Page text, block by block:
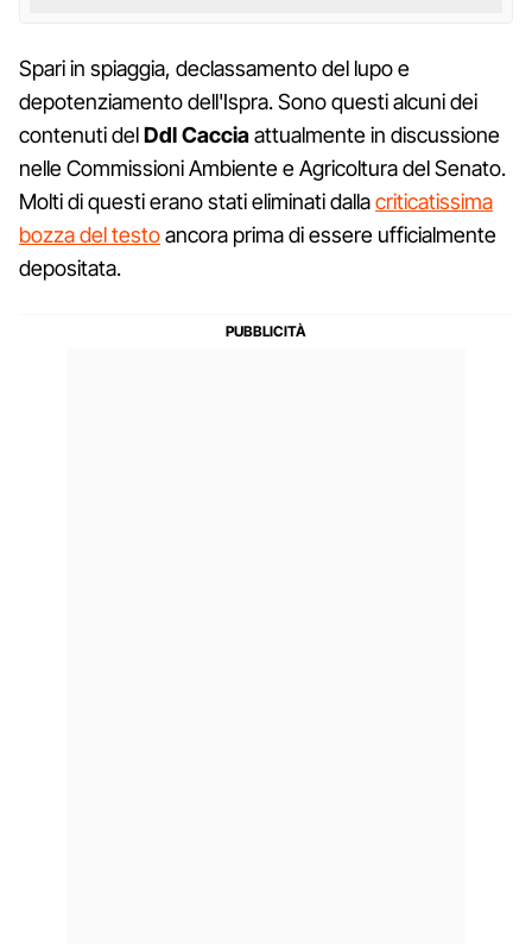
Spari in spiaggia, declassamento del lupo e
depotenziamento dell'Ispra. Sono questi alcuni dei
contenuti delDdl Cacciaattualmente in discussione
nelle Commissioni Ambiente e Agricoltura del Senato.
Molti di questi erano stati eliminati dallacriticatissima
bozza del testoancora prima di essere ufficialmente
depositata.